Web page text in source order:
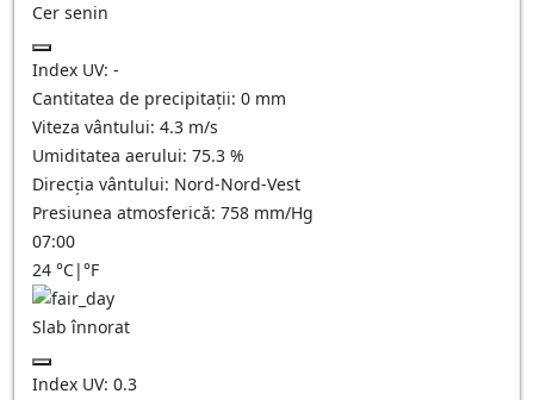
Cer senin
Index UV: -
Cantitatea de precipitații: 0 mm
Viteza vântului: 4.3 m/s
Umiditatea aerului: 75.3 %
Direcția vântului: Nord-Nord-Vest
Presiunea atmosferică: 758 mm/Hg
07:00
24 °C|°F
Slab înnorat
Index UV: 0.3